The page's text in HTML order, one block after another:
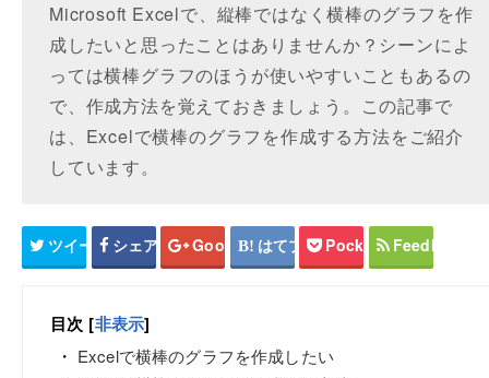
Microsoft Excelで、縦棒ではなく横棒のグラフを作
成したいと思ったことはありませんか？シーンによ
っては横棒グラフのほうが使いやすいこともあるの
で、作成方法を覚えておきましょう。この記事で
は、Excelで横棒のグラフを作成する方法をご紹介
しています。
ツイート シェア Google+ はてブ Pocket Feedly
目次 [非表示]
Excelで横棒のグラフを作成したい